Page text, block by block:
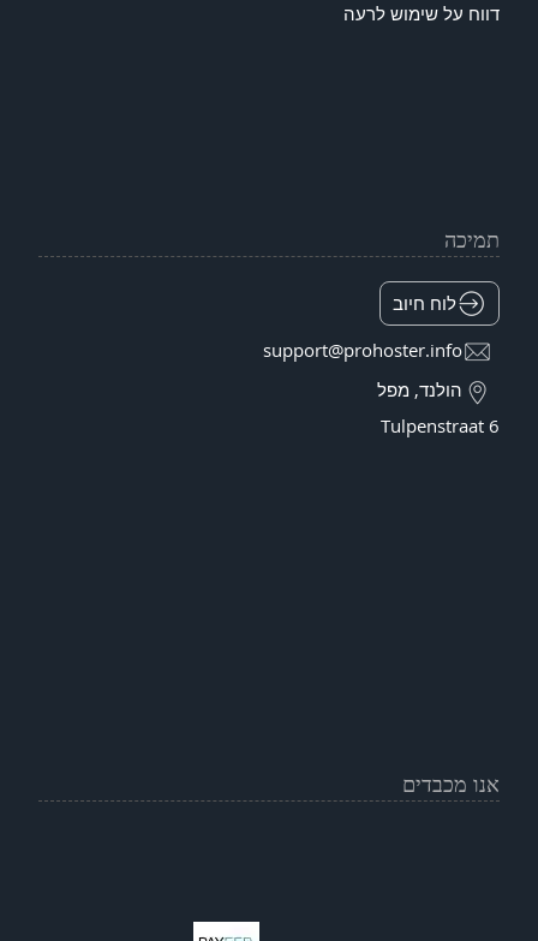
דווח על שימוש לרעה
תמיכה
לוח חיוב
support@prohoster.info
הולנד, מפל
Tulpenstraat 6
אנו מכבדים